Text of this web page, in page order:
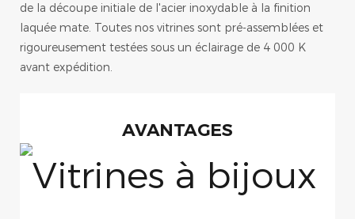
de la découpe initiale de l'acier inoxydable à la finition
laquée mate. Toutes nos vitrines sont pré-assemblées et
rigoureusement testées sous un éclairage de 4 000 K
avant expédition.
AVANTAGES